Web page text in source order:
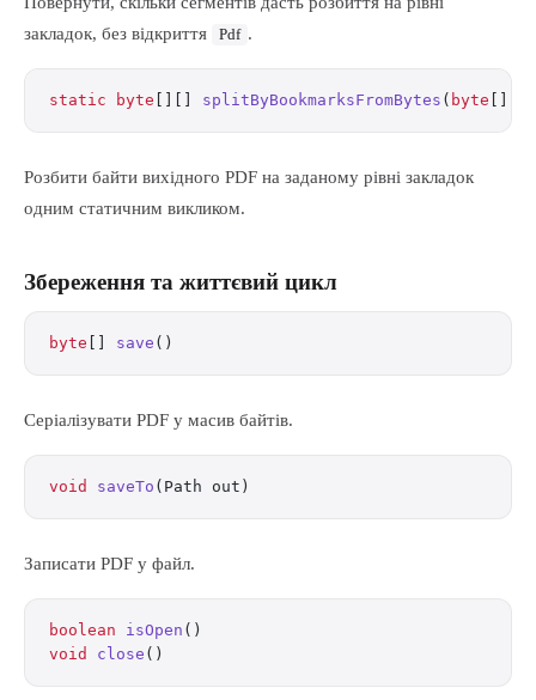
закладок, без відкриття
Pdf .
static byte splitByBookmarksFromBytes ( byte
Розбити байти вихідного PDF на заданому рівні закладок
одним статичним викликом.
Збереження та життєвий цикл
byte save ()
Серіалізувати PDF у масив байтів.
void saveTo (Path out)
Записати PDF у файл.
boolean isOpen ()
void
close ()